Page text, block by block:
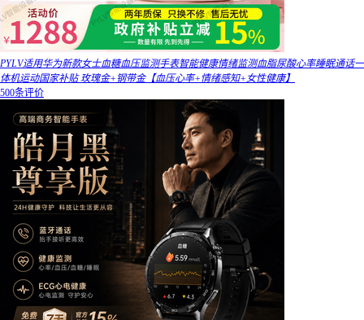
PYLV适用华为新款女士血糖血压监测手表智能健康情绪监测血脂尿酸心率睡眠通话一
体机运动国家补贴 玫瑰金+钢带金【血压心率+情绪感知+女性健康】
500条评价